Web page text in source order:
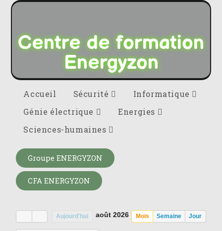
Centre de formation
Energyzon
Accueil Sécurité
Informatique
Génie électrique
Energies
Sciences-humaines
Groupe ENERGYZON
CFA ENERGYZON
Aujourd'hui Mois Semaine Jour
août 2026